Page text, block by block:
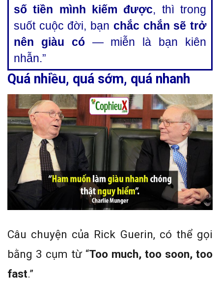
số tiền mình kiếm được, thì trong
suốt cuộc đời, bạn chắc chắn sẽ trở
nên giàu có— miễn là bạn kiên
nhẫn.”
Quá nhiều, quá sớm, quá nhanh
Câu chuyện của Rick Guerin, có thể gọi
bằng 3 cụm từ “Too much, too soon, too
fast.”